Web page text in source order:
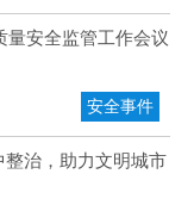
量安全监管工作会议
安全事件
治，助力文明城市